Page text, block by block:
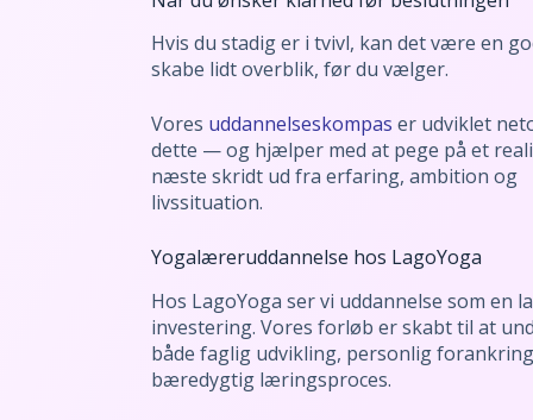
Hvis du stadig er i tvivl, kan det være en
skabe lidt overblik, før du vælger.
Vores uddannelseskompas er udviklet
dette — og hjælper med at pege på et
næste skridt ud fra erfaring, ambition og
livssituation.
Yogalæreruddannelse hos LagoYoga
Hos LagoYoga ser vi uddannelse som en
investering. Vores forløb er skabt til at
både faglig udvikling, personlig
bæredygtig læringsproces.